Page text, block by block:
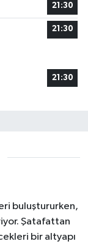
21:30
21:30
21:30
buluştururken,
Şatafattan
bir altyapı